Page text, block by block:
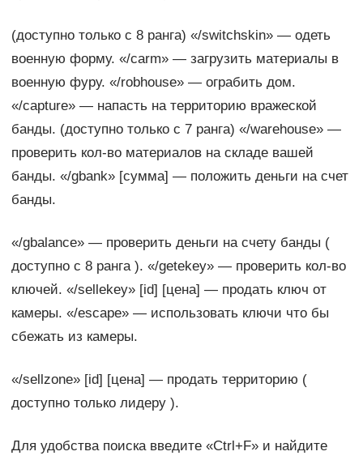
(доступно только с 8 ранга) «/switchskin» — одеть
военную форму. «/carm» — загрузить материалы в
военную фуру. «/robhouse» — ограбить дом.
«/capture» — напасть на территорию вражеской
банды. (доступно только с 7 ранга) «/warehouse» —
проверить кол-во материалов на складе вашей
банды. «/gbank» [сумма] — положить деньги на счет
банды.
«/gbalance» — проверить деньги на счету банды (
доступно с 8 ранга ). «/getekey» — проверить кол-во
ключей. «/sellekey» [id] [цена] — продать ключ от
камеры. «/escape» — использовать ключи что бы
сбежать из камеры.
«/sellzone» [id] [цена] — продать территорию (
доступно только лидеру ).
Для удобства поиска введите «Сtrl+F» и найдите